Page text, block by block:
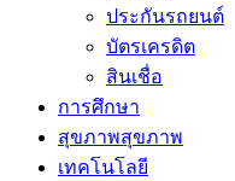
ประกันรถยนต์
บัตรเครดิต
สินเชื่อ
การศึกษา
สุขภาพสุขภาพ
เทคโนโลยี